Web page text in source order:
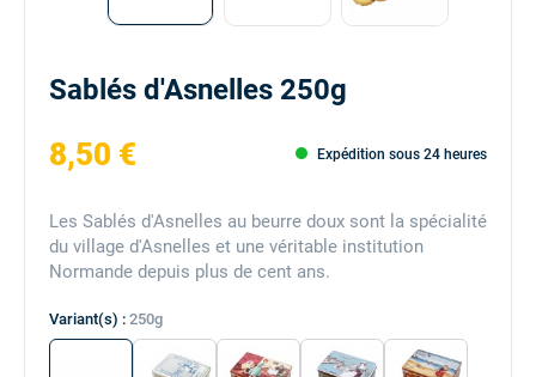
Sablés d'Asnelles 250g
Les Sablés d'Asnelles au beurre doux sont la spécialité
du village d'Asnelles et une véritable institution
Normande depuis plus de cent ans.
Variant(s) : 250g
8,50 € Expédition sous 24 heures